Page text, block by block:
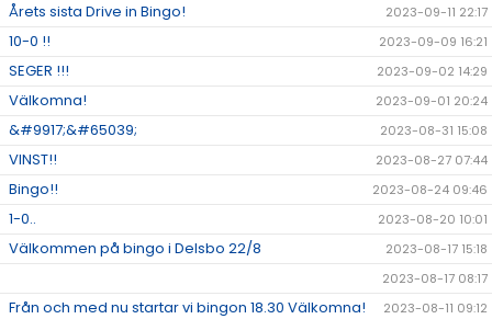
Årets sista Drive in Bingo! 2023-09-11 22:17
10-0 !! 2023-09-09 16:21
SEGER !!! 2023-09-02 14:29
Välkomna! 2023-09-01 20:24
&#9917;&#65039; 2023-08-31 15:08
VINST!! 2023-08-27 07:44
Bingo!! 2023-08-24 09:46
1-0.. 2023-08-20 10:01
Välkommen på bingo i Delsbo 22/8
2023-08-17 15:18
2023-08-17 08:17
Från och med nu startar vi bingon 18.30 Välkomna! 2023-08-11 09:12